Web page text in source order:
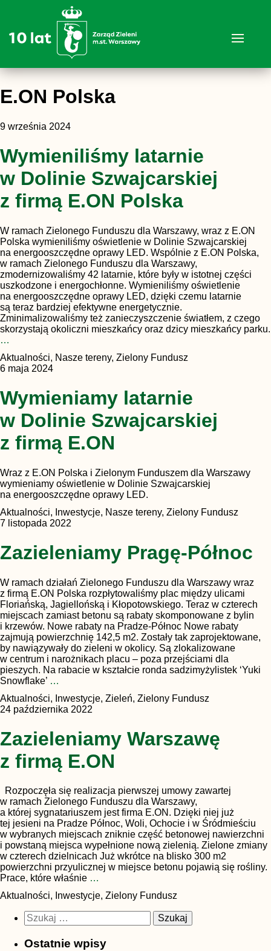
E.ON Polska
9 września 2024
Wymieniliśmy latarnie
w Dolinie Szwajcarskiej
z firmą E.ON Polska
W ramach Zielonego Funduszu dla Warszawy, wraz z E.ON
Polska wymieniliśmy oświetlenie w Dolinie Szwajcarskiej
na energooszczędne oprawy LED. Wspólnie z E.ON Polska,
w ramach Zielonego Funduszu dla Warszawy,
zmodernizowaliśmy 42 latarnie, które były w istotnej części
uszkodzone i energochłonne. Wymieniliśmy oświetlenie
na energooszczędne oprawy LED, dzięki czemu latarnie
są teraz bardziej efektywne energetycznie.
Zminimalizowaliśmy też zanieczyszczenie światłem, z czego
skorzystają okoliczni mieszkańcy oraz dzicy mieszkańcy parku.
…
Aktualności, Nasze tereny, Zielony Fundusz
6 maja 2024
Wymieniamy latarnie
w Dolinie Szwajcarskiej
z firmą E.ON
Wraz z E.ON Polska i Zielonym Funduszem dla Warszawy
wymieniamy oświetlenie w Dolinie Szwajcarskiej
na energooszczędne oprawy LED.
Aktualności, Inwestycje, Nasze tereny, Zielony Fundusz
7 listopada 2022
Zazieleniamy Pragę-Północ
W ramach działań Zielonego Funduszu dla Warszawy wraz
z firmą E.ON Polska rozpłytowaliśmy plac między ulicami
Floriańską, Jagiellońską i Kłopotowskiego. Teraz w czterech
miejscach zamiast betonu są rabaty skomponowane z bylin
i krzewów. Nowe rabaty na Pradze-Północ Nowe rabaty
zajmują powierzchnię 142,5 m2. Zostały tak zaprojektowane,
by nawiązywały do zieleni w okolicy. Są zlokalizowane
w centrum i narożnikach placu – poza przejściami dla
pieszych. Na rabacie w kształcie ronda sadzimyżylistek ‘Yuki
Snowflake’ …
Aktualności, Inwestycje, Zieleń, Zielony Fundusz
24 października 2022
Zazieleniamy Warszawę
z firmą E.ON
Rozpoczęła się realizacja pierwszej umowy zawartej
w ramach Zielonego Funduszu dla Warszawy,
a której sygnatariuszem jest firma E.ON. Dzięki niej już
tej jesieni na Pradze Północ, Woli, Ochocie i w Śródmieściu
w wybranych miejscach zniknie część betonowej nawierzchni
i powstaną miejsca wypełnione nową zielenią. Zielone zmiany
w czterech dzielnicach Już wkrótce na blisko 300 m2
powierzchni przyulicznej w miejsce betonu pojawią się rośliny.
Prace, które właśnie …
Aktualności, Inwestycje, Zielony Fundusz
Szukaj:
Ostatnie wpisy